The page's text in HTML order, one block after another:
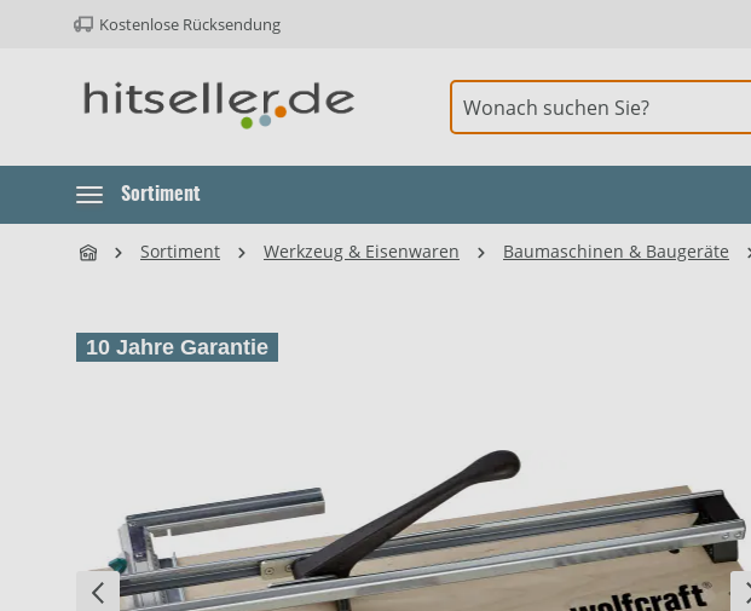
Hauptnavigation springen
Kostenlose Rücksendung
Sortiment
Sortiment Werkzeug & Eisenwaren Baumaschinen & Baugeräte
10 Jahre Garantie